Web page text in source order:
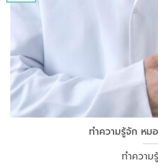
ทำความรู้จัก หม
ทำความ